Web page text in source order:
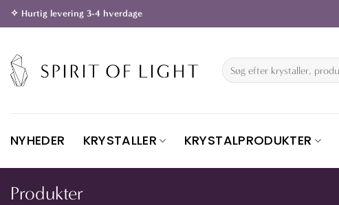
Fortsæt
til
✧ Hurtig levering 3-4 hverdage
Søg
efter:
NYHEDER KRYSTALLER KRYSTALPRODUKTER
Produkter